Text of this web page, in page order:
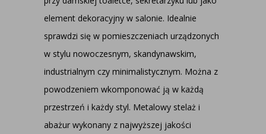
element dekoracyjny w salonie. Idealnie
sprawdzi się w pomieszczeniach urządzonych
w stylu nowoczesnym, skandynawskim,
industrialnym czy minimalistycznym. Można z
powodzeniem wkomponować ją w każdą
przestrzeń i każdy styl. Metalowy stelaż i
abażur wykonany z najwyższej jakości